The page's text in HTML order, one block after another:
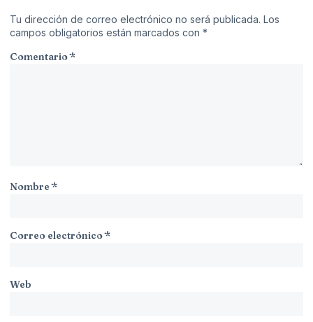
Tu dirección de correo electrónico no será publicada. Los
campos obligatorios están marcados con *
Comentario*
Nombre*
Correo electrónico*
Web